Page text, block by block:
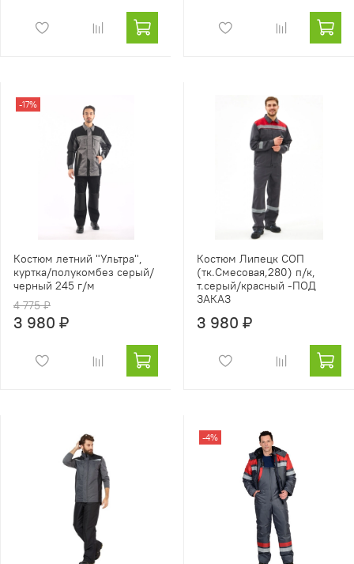
-17%
Костюм летний "Ультра",
куртка/полукомбез серый/
черный 245 г/м
4 775 ₽
3 980 ₽
Костюм Липецк СОП
(тк.Смесовая,280) п/к,
т.серый/красный -ПОД
ЗАКАЗ
3 980 ₽
-4%